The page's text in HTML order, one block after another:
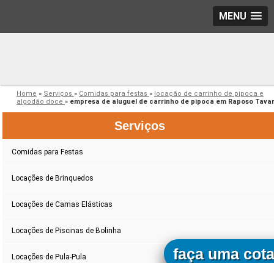
MENU
Home » Serviços » Comidas para festas » locação de carrinho de pipoca e
algodão doce » empresa de aluguel de carrinho de pipoca em Raposo
Serviços
Comidas para Festas
Locações de Brinquedos
Locações de Camas Elásticas
Locações de Piscinas de Bolinha
Locações de Pula-Pula faça uma